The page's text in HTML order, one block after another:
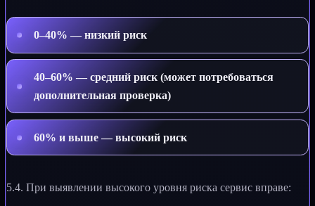
0–40% — низкий риск
40–60% — средний риск (может потребоваться
дополнительная проверка)
60% и выше — высокий риск
5.4. При выявлении высокого уровня риска сервис вправе: